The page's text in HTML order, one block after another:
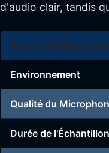
d'audio clair, tandis
Aspect de
Environnement
Qualité du
Durée de l'Échantillon